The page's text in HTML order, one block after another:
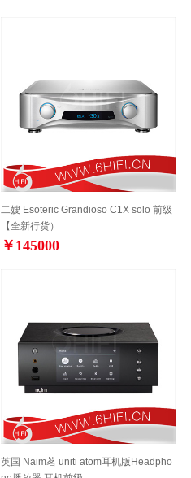
二嫂 Esoteric Grandioso C1X solo 前级
【全新行货）
￥145000
英国 Naim茗 uniti atom耳机版Headpho